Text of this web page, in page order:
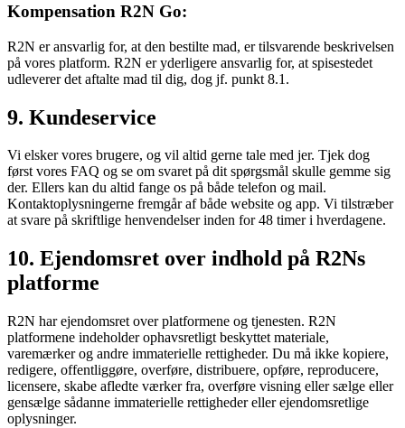
Kompensation R2N Go:
R2N er ansvarlig for, at den bestilte mad, er tilsvarende beskrivelsen
på vores platform. R2N er yderligere ansvarlig for, at spisestedet
udleverer det aftalte mad til dig, dog jf. punkt 8.1.
9. Kundeservice
Vi elsker vores brugere, og vil altid gerne tale med jer. Tjek dog
først vores FAQ og se om svaret på dit spørgsmål skulle gemme sig
der. Ellers kan du altid fange os på både telefon og mail.
Kontaktoplysningerne fremgår af både website og app. Vi tilstræber
at svare på skriftlige henvendelser inden for 48 timer i hverdagene.
10. Ejendomsret over indhold på R2Ns
platforme
R2N har ejendomsret over platformene og tjenesten. R2N
platformene indeholder ophavsretligt beskyttet materiale,
varemærker og andre immaterielle rettigheder. Du må ikke kopiere,
redigere, offentliggøre, overføre, distribuere, opføre, reproducere,
licensere, skabe afledte værker fra, overføre visning eller sælge eller
gensælge sådanne immaterielle rettigheder eller ejendomsretlige
oplysninger.